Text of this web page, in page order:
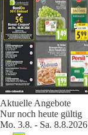
Aktuelle Angebote
Nur noch heute gültig
Mo. 3.8. - Sa. 8.8.2026